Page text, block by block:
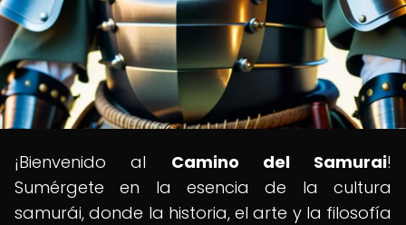
¡Bienvenido al Camino del Samurai!
Sumérgete en la esencia de la cultura
samurái, donde la historia, el arte y la filosofía